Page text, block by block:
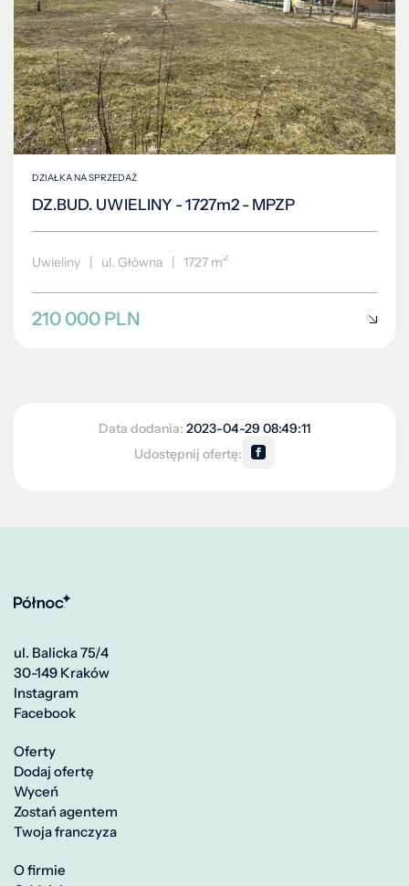
DZIAŁKA NA SPRZEDAŻ
DZ.BUD. UWIELINY - 1727m2 - MPZP
Uwieliny ul. Główna 1727 m2
210 000 PLN
Data dodania: 2023-04-29 08:49:11
Udostępnij ofertę:
ul. Balicka 75/4
30-149 Kraków
Instagram
Facebook
Oferty
Dodaj ofertę
Wyceń
Zostań agentem
Twoja franczyza
O firmie